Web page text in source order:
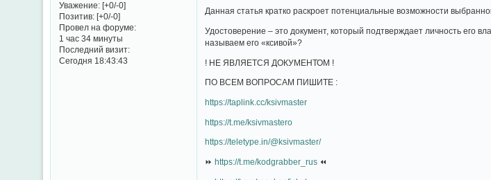
Уважение: [+0/-0]
Позитив: [+0/-0]
Провел на форуме:
1 час 34 минуты
Последний визит:
Сегодня 18:43:43
Данная статья кратко раскроет потенциальные возможности
Удостоверение – это документ, который подтверждает личность его
называем его «ксивой»?
! НЕ ЯВЛЯЕТСЯ ДОКУМЕНТОМ !
ПО ВСЕМ ВОПРОСАМ ПИШИТЕ :
https://taplink.cc/ksivmaster
https://t.me/ksivmastero
https://teletype.in/@ksivmaster/
⏩https://t.me/kodgrabber_rus ⏪